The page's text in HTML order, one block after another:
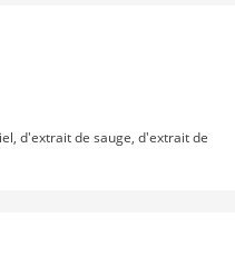
d'extrait de sauge, d'extrait de